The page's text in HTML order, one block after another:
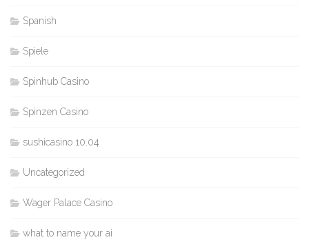
Spanish
Spiele
Spinhub Casino
Spinzen Casino
sushicasino 10.04
Uncategorized
Wager Palace Casino
what to name your ai